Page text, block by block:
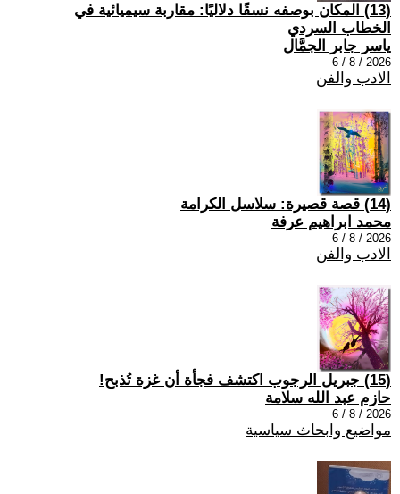
(13) المكان بوصفه نسقًا دلاليًا: مقاربة سيميائية في
الخطاب السردي
ياسر جابر الجمَّال
2026 / 8 / 6
الادب والفن
(14) قصة قصيرة: سلاسل الكرامة
محمد ابراهيم عرفة
2026 / 8 / 6
الادب والفن
(15) جبريل الرجوب اكتشف فجأة أن غزة تُذبح!
حازم عبد الله سلامة
2026 / 8 / 6
مواضيع وابحاث سياسية